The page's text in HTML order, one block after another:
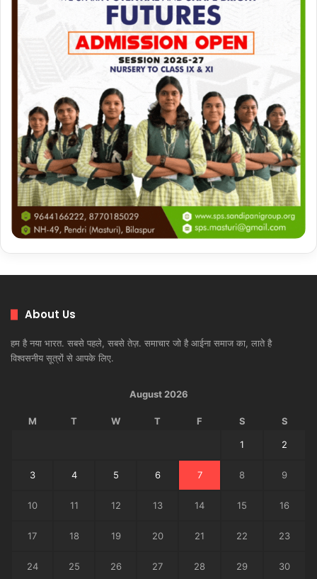
About Us
हम है नया भारत. सबसे पहले, सबसे तेज़. समाचार जो है आईना समाज का, लाते है
विश्वसनीय सूत्रों से आपके लिए.
August 2026
M T W T F S S
1 2
3 4 5 6 7 8 9
10 11 12 13 14 15 16
17 18 19 20 21 22 23
24 25 26 27 28 29 30